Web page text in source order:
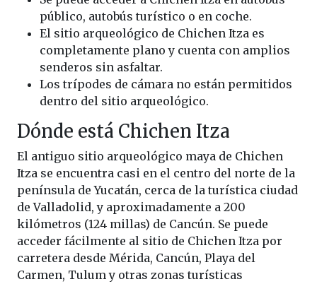
público, autobús turístico o en coche.
El sitio arqueológico de Chichen Itza es
completamente plano y cuenta con amplios
senderos sin asfaltar.
Los trípodes de cámara no están permitidos
dentro del sitio arqueológico.
Dónde está Chichen Itza
El antiguo sitio arqueológico maya de Chichen
Itza se encuentra casi en el centro del norte de la
península de Yucatán, cerca de la turística ciudad
de Valladolid, y aproximadamente a 200
kilómetros (124 millas) de Cancún. Se puede
acceder fácilmente al sitio de Chichen Itza por
carretera desde Mérida, Cancún, Playa del
Carmen, Tulum y otras zonas turísticas